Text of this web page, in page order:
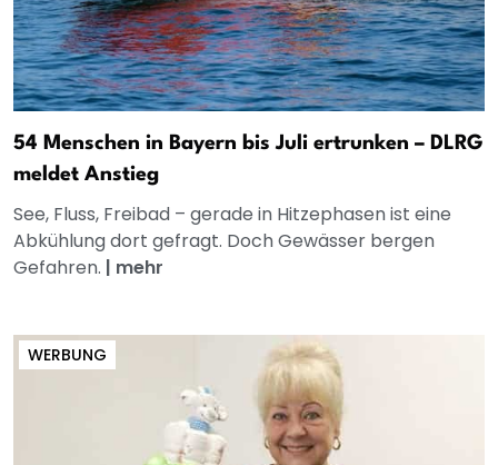
54 Menschen in Bayern bis Juli ertrunken – DLRG
meldet Anstieg
See, Fluss, Freibad – gerade in Hitzephasen ist eine
Abkühlung dort gefragt. Doch Gewässer bergen
Gefahren. | mehr
WERBUNG